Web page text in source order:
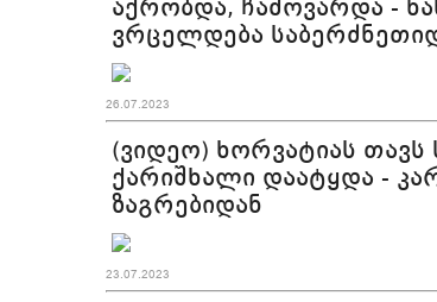
აქრობდა, ჩამოვარდა -
ვრცელდება
26.07.2023
(ვიდეო) ხორვატიას თავს
ქარიშხალი დაატყდა -
ზაგრებიდან
23.07.2023